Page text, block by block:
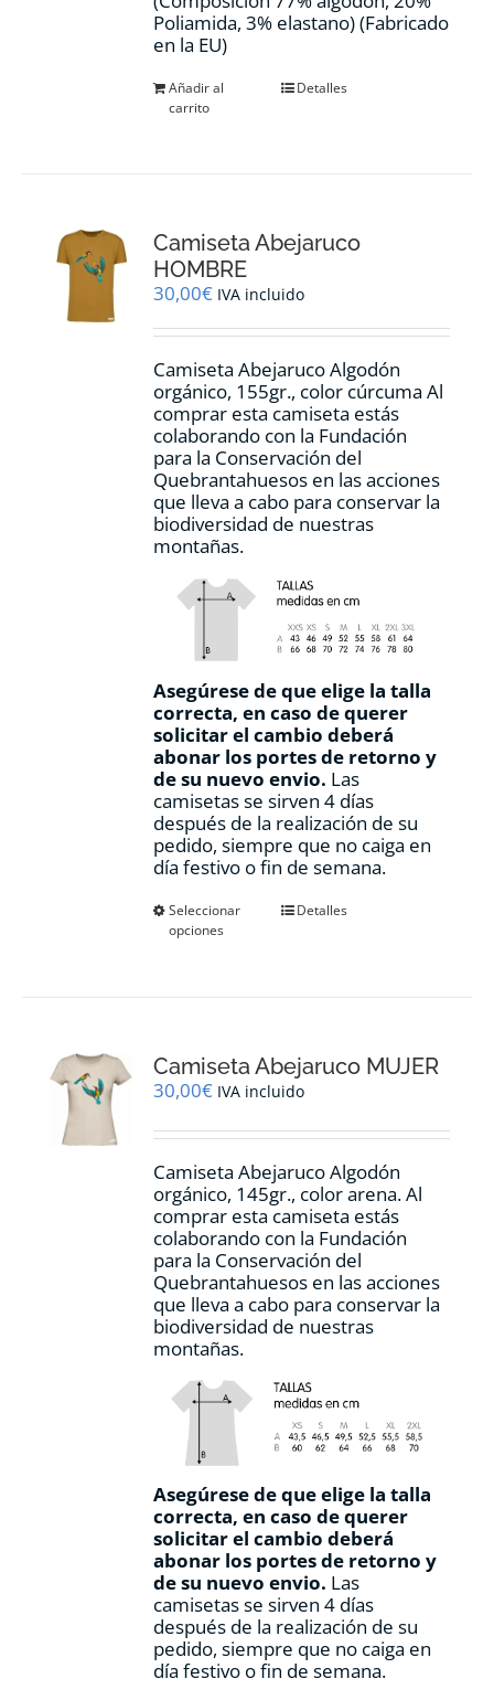
Poliamida, 3% elastano) (Fabricado
en la EU)
Añadir al
carrito
Detalles
Camiseta Abejaruco
HOMBRE
30,00€ IVA incluido
Camiseta Abejaruco Algodón
orgánico, 155gr., color cúrcuma Al
comprar esta camiseta estás
colaborando con la Fundación
para la Conservación del
Quebrantahuesos en las acciones
que lleva a cabo para conservar la
biodiversidad de nuestras
montañas.
Asegúrese de que elige la talla
correcta, en caso de querer
solicitar el cambio deberá
abonar los portes de retorno y
de su nuevo envio. Las
camisetas se sirven 4 días
después de la realización de su
pedido, siempre que no caiga en
día festivo o fin de semana.
Seleccionar
opciones
Este
se
pueden
en
página
de
producto
Detalles
Camiseta Abejaruco MUJER
30,00€ IVA incluido
Camiseta Abejaruco Algodón
orgánico, 145gr., color arena. Al
comprar esta camiseta estás
colaborando con la Fundación
para la Conservación del
Quebrantahuesos en las acciones
que lleva a cabo para conservar la
biodiversidad de nuestras
montañas.
Asegúrese de que elige la talla
correcta, en caso de querer
solicitar el cambio deberá
abonar los portes de retorno y
de su nuevo envio. Las
camisetas se sirven 4 días
después de la realización de su
pedido, siempre que no caiga en
día festivo o fin de semana.